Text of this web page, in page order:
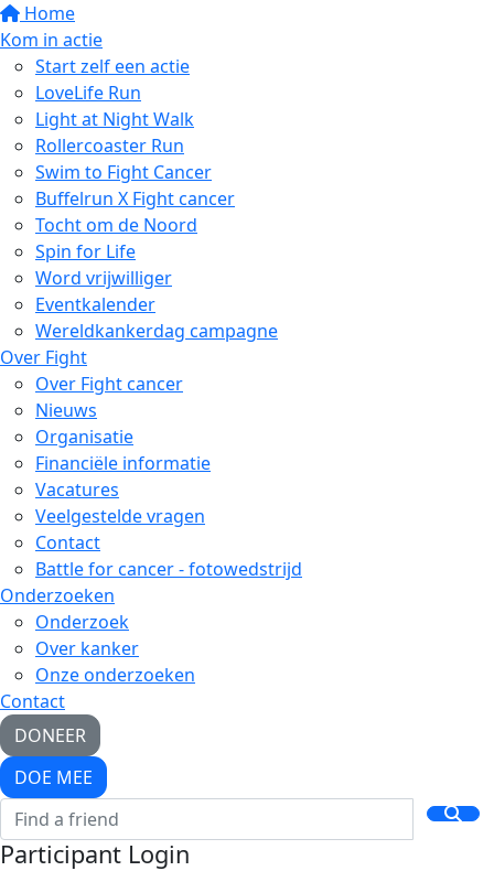
Home
Kom in actie
Start zelf een actie
LoveLife Run
Light at Night Walk
Rollercoaster Run
Swim to Fight Cancer
Buffelrun X Fight cancer
Tocht om de Noord
Spin for Life
Word vrijwilliger
Eventkalender
Wereldkankerdag campagne
Over Fight
Over Fight cancer
Nieuws
Organisatie
Financiële informatie
Vacatures
Veelgestelde vragen
Contact
Battle for cancer - fotowedstrijd
Onderzoeken
Onderzoek
Over kanker
Onze onderzoeken
Contact
DONEER
DOE MEE
Participant Login